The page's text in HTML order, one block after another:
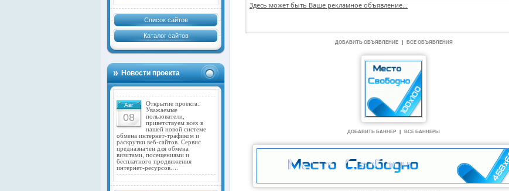
Список сайтов
Каталог сайтов
Новости проекта
Авг
08
Открытие проекта.
Уважаемые
пользователи,
приветствуем всех в
нашей новой системе
обмена интернет-трафиком и
раскрутки веб-сайтов. Сервис
предназначен для обмена
визитами, посещениями и
бесплатного продвижения
интернет-ресурсов.…
Здесь может быть Ваше рекламное объявление...
ДОБАВИТЬ ОБЪЯВЛЕНИЕ ВСЕ ОБЪЯВЛЕНИЯ
ДОБАВИТЬ БАННЕР ВСЕ БАННЕРЫ